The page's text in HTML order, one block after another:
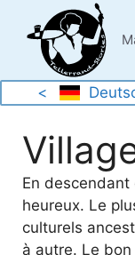
content
<
En descendant
heureux. Le
culturels
à autre. Le